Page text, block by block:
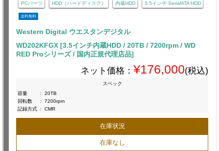
PCパーツ HDD（ハードディスク） 内蔵HDD 3.5インチ SerialATA HDD
送料無料
Western Digital ウエスタンデジタル
WD202KFGX [3.5インチ内蔵HDD / 20TB / 7200rpm / WD
RED Proシリーズ / 国内正規代理店品]
ネット価格： ¥176,000(税込)
スペック
容量
:
20TB
回転数
:
7200rpm
記録方式 : CMR
在庫状況
在庫なし